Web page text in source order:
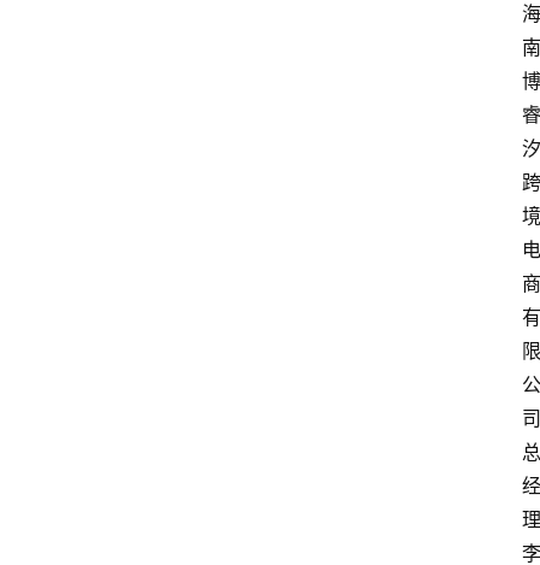
海
南
博
睿
汐
跨
境
电
商
有
限
公
司
总
经
理
李